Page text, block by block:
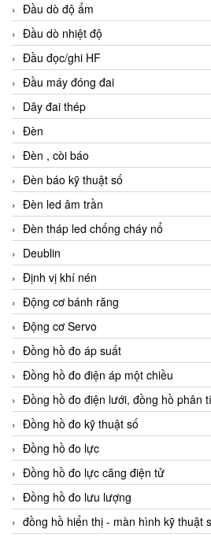
Đầu dò độ ẩm
Đầu dò nhiệt độ
Đầu đọc/ghi HF
Đầu máy đóng đai
Dây đai thép
Đèn
Đèn , còi báo
Đèn báo kỹ thuật số
Đèn led âm trần
Đèn tháp led chống cháy nổ
Deublin
Định vị khí nén
Động cơ bánh răng
Động cơ Servo
Đồng hồ đo áp suất
Đồng hồ đo điện áp một chiều
Đồng hồ đo điện lưới, đồng hồ phân
Đồng hồ đo kỹ thuật số
Đồng hồ đo lực
Đồng hồ đo lực căng điện tử
Đồng hồ đo lưu lượng
đồng hồ hiển thị - màn hình kỹ thuật